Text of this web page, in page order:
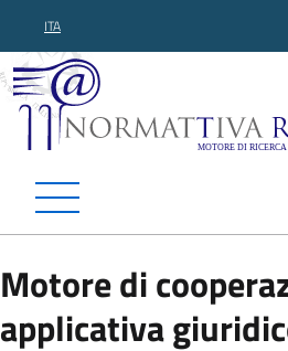
ITA
Normattiva
Motore di
applicativa